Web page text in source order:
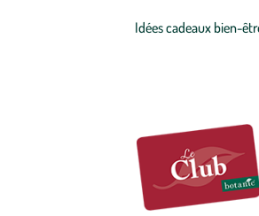
Idées cadeaux bien-